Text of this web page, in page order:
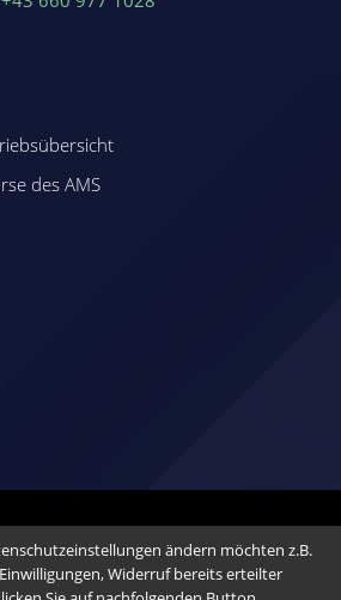
des AMS
Zeynep Güven Medienagentur
ändern möchten z.B.
Widerruf bereits erteilter